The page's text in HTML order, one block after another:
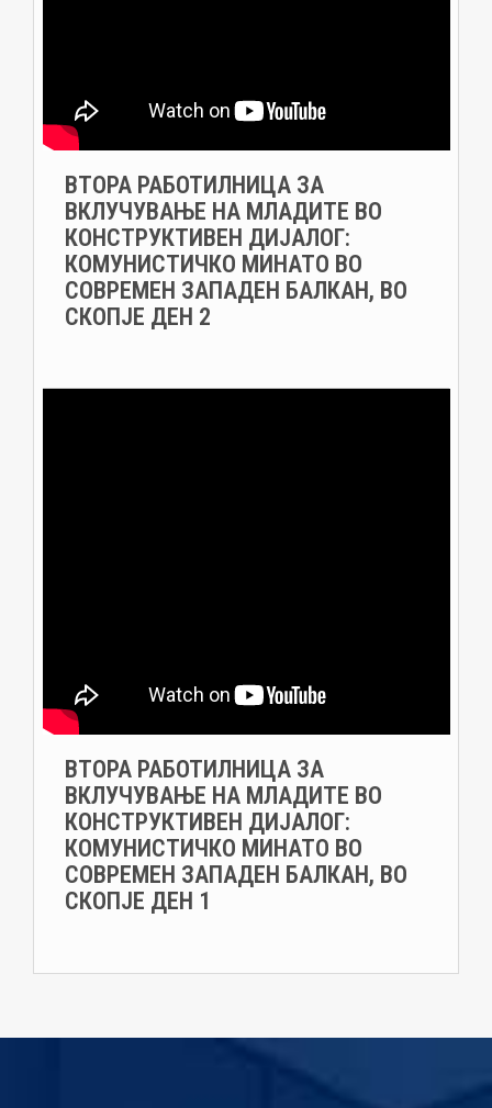
ВТОРА РАБОТИЛНИЦА ЗА
ВКЛУЧУВАЊЕ НА МЛАДИТЕ ВО
КОНСТРУКТИВЕН ДИЈАЛОГ:
КОМУНИСТИЧКО МИНАТО ВО
СОВРЕМЕН ЗАПАДЕН БАЛКАН, ВО
СКОПЈЕ ДЕН 2
ВТОРА РАБОТИЛНИЦА ЗА
ВКЛУЧУВАЊЕ НА МЛАДИТЕ ВО
КОНСТРУКТИВЕН ДИЈАЛОГ:
КОМУНИСТИЧКО МИНАТО ВО
СОВРЕМЕН ЗАПАДЕН БАЛКАН, ВО
СКОПЈЕ ДЕН 1